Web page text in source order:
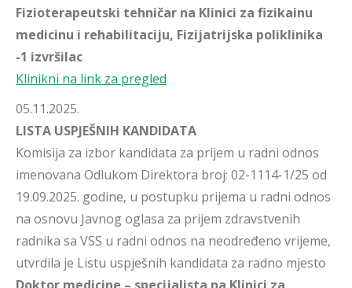
Fizioterapeutski tehničar na Klinici za fizikainu
medicinu i rehabilitaciju, Fizijatrijska poliklinika
-1 izvršilac
Klinikni na link za pregled
05.11.2025.
LISTA USPJEŠNIH KANDIDATA
Komisija za izbor kandidata za prijem u radni odnos
imenovana Odlukom Direktora broj: 02-1114-1/25 od
19.09.2025. godine, u postupku prijema u radni odnos
na osnovu Javnog oglasa za prijem zdravstvenih
radnika sa VSS u radni odnos na neodređeno vrijeme,
utvrdila je Listu uspješnih kandidata za radno mjesto